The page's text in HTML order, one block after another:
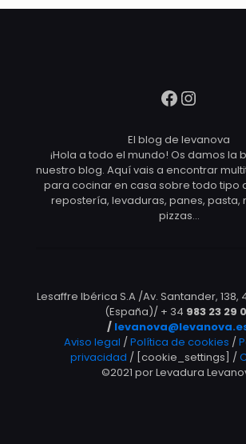
Facebook
El blog de levanova
¡Hola a todo el mundo! Os damos la
nuestro blog. Aquí vais a encontrar
para cocinar en casa sobre todo tipo
repostería, levaduras, panes, pasta,
pizzas…
Lesaffre Ibérica S.A /Av. Santander, 138,
(España)/ + 34 983 23 29
/
Aviso legal / Política de cookies /
privacidad / [cookie_settings] /
©2021 por Levadura